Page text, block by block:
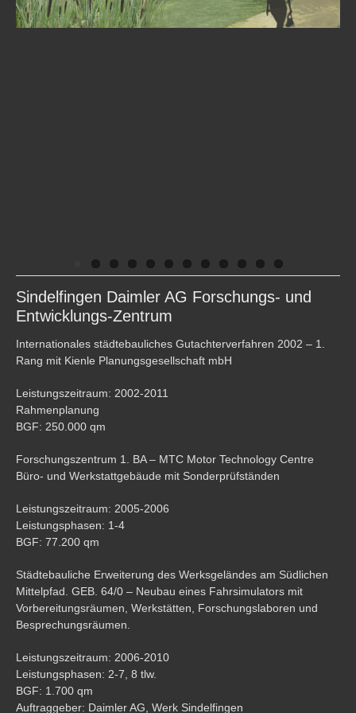
Sindelfingen Daimler AG Forschungs- und
Entwicklungs-Zentrum
Internationales städtebauliches Gutachterverfahren 2002 – 1.
Rang mit Kienle Planungsgesellschaft mbH
Leistungszeitraum: 2002-2011
Rahmenplanung
BGF: 250.000 qm
Forschungszentrum 1. BA – MTC Motor Technology Centre
Büro- und Werkstattgebäude mit Sonderprüfständen
Leistungszeitraum: 2005-2006
Leistungsphasen: 1-4
BGF: 77.200 qm
Städtebauliche Erweiterung des Werksgeländes am Südlichen
Mittelpfad. GEB. 64/0 – Neubau eines Fahrsimulators mit
Vorbereitungsräumen, Werkstätten, Forschungslaboren und
Besprechungsräumen.
Leistungszeitraum: 2006-2010
Leistungsphasen: 2-7, 8 tlw.
BGF: 1.700 qm
Auftraggeber: Daimler AG, Werk Sindelfingen